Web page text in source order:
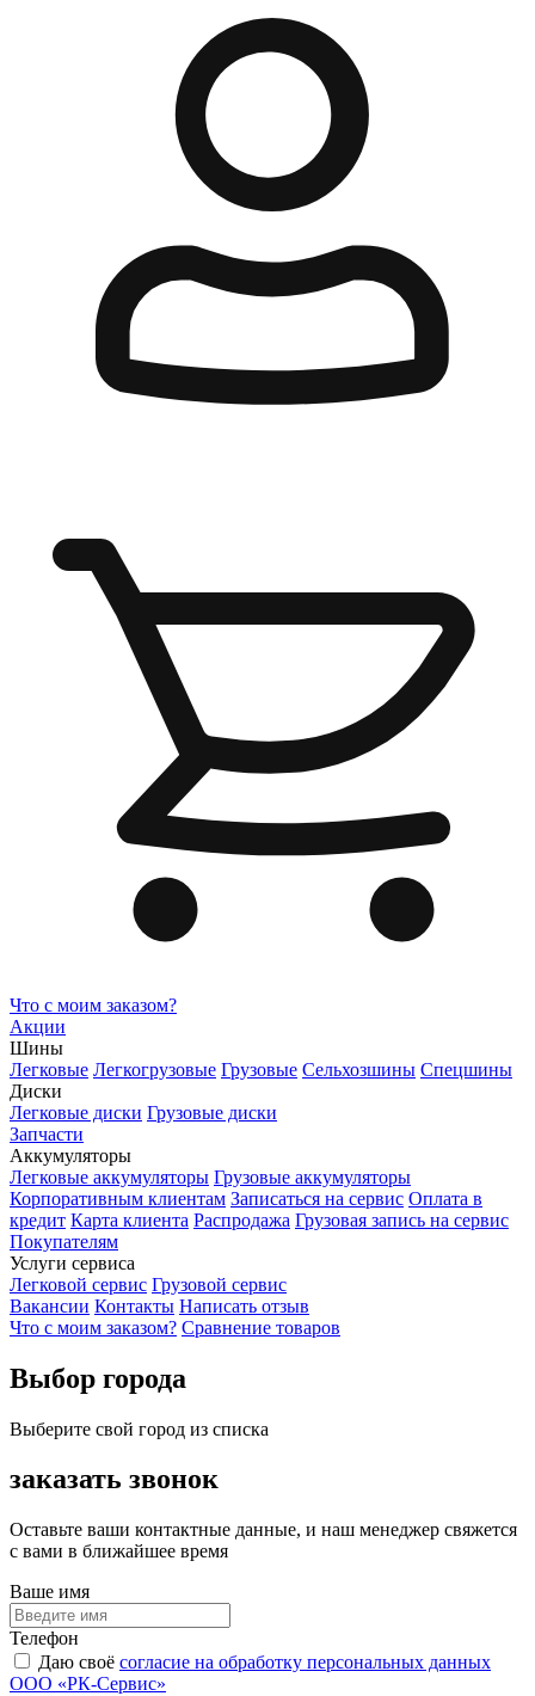
Что с моим заказом?
Акции
Шины
Легковые Легкогрузовые Грузовые Сельхозшины Спецшины
Диски
Легковые диски Грузовые диски
Запчасти
Аккумуляторы
Легковые аккумуляторы Грузовые аккумуляторы
Корпоративным клиентам Записаться на сервис Оплата в
кредит Карта клиента Распродажа Грузовая запись на сервис
Покупателям
Услуги сервиса
Легковой сервис Грузовой сервис
Вакансии Контакты Написать отзыв
Что с моим заказом? Сравнение товаров
Выбор города
Выберите свой город из списка
заказать звонок
Оставьте ваши контактные данные, и наш менеджер свяжется
с вами в ближайшее время
Ваше имя
Телефон
Даю своё согласие на обработку персональных данных
ООО «РК-Сервис»